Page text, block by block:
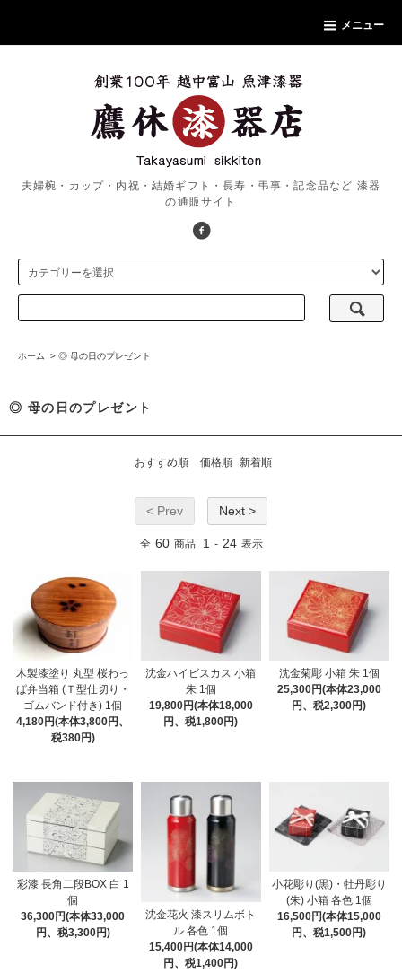
メニュー
夫婦椀・カップ・内祝・結婚ギフト・長寿・弔事・記念品など 漆器
の通販サイト
ホーム > ◎ 母の日のプレゼント
◎ 母の日のプレゼント
おすすめ順 価格順 新着順
< Prev Next >
全 60 商品 1 - 24 表示
木製漆塗り 丸型 桜わっ
ぱ弁当箱 (Ｔ型仕切り・
ゴムバンド付き) 1個
4,180円(本体3,800円、
税380円)
沈金ハイビスカス 小箱
朱 1個
19,800円(本体18,000
円、税1,800円)
沈金菊彫 小箱 朱 1個
25,300円(本体23,000
円、税2,300円)
彩漆 長角二段BOX 白 1
個
36,300円(本体33,000
円、税3,300円)
沈金花火 漆スリムボト
ル 各色 1個
15,400円(本体14,000
円、税1,400円)
小花彫り(黒)・牡丹彫り
(朱) 小箱 各色 1個
16,500円(本体15,000
円、税1,500円)